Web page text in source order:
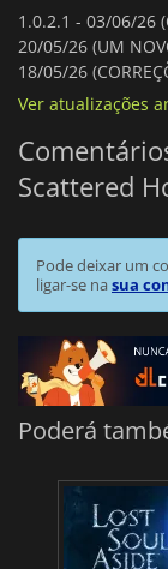
1.0.2.1 - 03/06/26
20/05/26 (UM
18/05/26
Ver atualizações
Scattered
Pode deixar um
ligar-se nasua
Poderá